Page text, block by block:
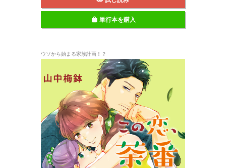
単行本を購入
ウソから始まる家族計画！？